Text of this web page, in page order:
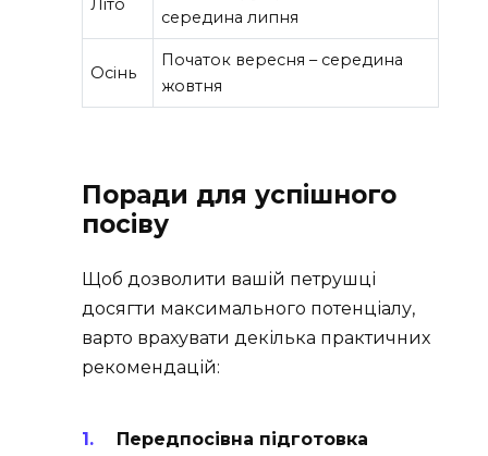
середина липня
Осінь
Початок вересня – середина
жовтня
Поради для успішного
посіву
Щоб дозволити вашій петрушці
досягти максимального потенціалу,
варто врахувати декілька практичних
рекомендацій:
Передпосівна підготовка